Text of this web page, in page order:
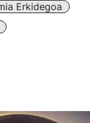
Erkidegoa